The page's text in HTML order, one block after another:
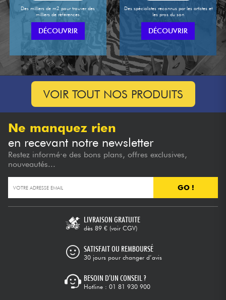
Des milliers de m2 pour trouver des
milliers de références
DÉCOUVRIR
Des spécialistes reconnus par les artistes et
les pros du son
DÉCOUVRIR
VOIR TOUT NOS PRODUITS
Ne manquez rien
en recevant notre newsletter
Restez informé·e des bons plans, offres exclusives,
nouveautés...
GO !
LIVRAISON GRATUITE
dès 89 € (voir CGV)
SATISFAIT OU REMBOURSÉ
30 jours pour changer d’avis
BESOIN D’UN CONSEIL ?
Hotline : 01 81 930 900